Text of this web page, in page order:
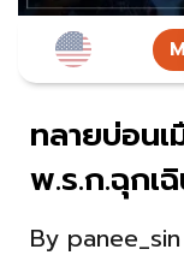
ทลายบ่อน
พ.ร.ก.ฉุกเ
By panee_sin